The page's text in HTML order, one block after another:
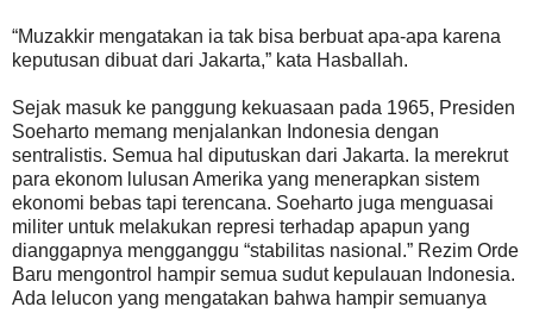
“Muzakkir mengatakan ia tak bisa berbuat apa-apa karena
keputusan dibuat dari Jakarta,” kata Hasballah.
Sejak masuk ke panggung kekuasaan pada 1965, Presiden
Soeharto memang menjalankan Indonesia dengan
sentralistis. Semua hal diputuskan dari Jakarta. Ia merekrut
para ekonom lulusan Amerika yang menerapkan sistem
ekonomi bebas tapi terencana. Soeharto juga menguasai
militer untuk melakukan represi terhadap apapun yang
dianggapnya mengganggu “stabilitas nasional.” Rezim Orde
Baru mengontrol hampir semua sudut kepulauan Indonesia.
Ada lelucon yang mengatakan bahwa hampir semuanya